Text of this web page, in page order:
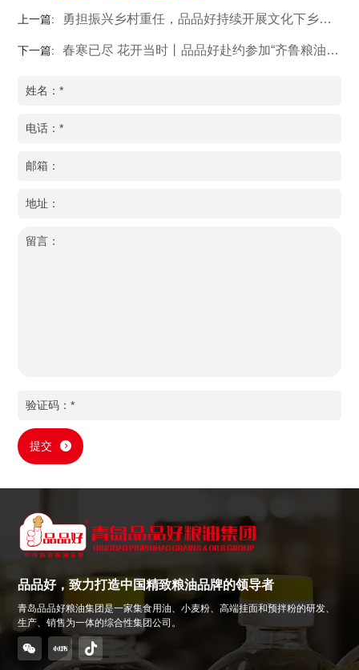
上一篇: 勇担振兴乡村重任，品品好持续开展文化下乡活动
下一篇: 春寒已尽 花开当时丨品品好赴约参加“齐鲁粮油” 广州专场对接会
提交
品品好，致力打造中国精致粮油品牌的领导者
青岛品品好粮油集团是一家集食用油、小麦粉、高端挂面和预拌粉的研发、
生产、销售为一体的综合性集团公司。